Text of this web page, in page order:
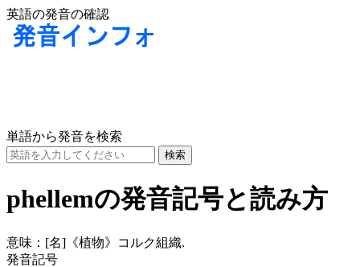
英語の発音の確認
単語から発音を検索
phellemの発音記号と読み方
意味： [名] 《植物》コルク組織.
発音記号